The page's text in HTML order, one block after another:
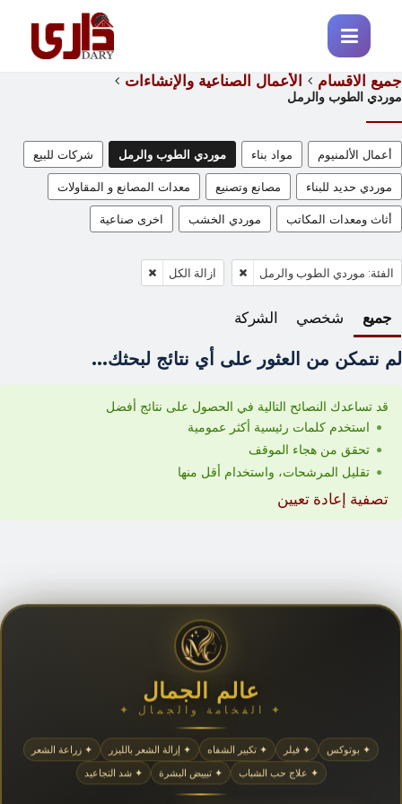
جميع الاقسام الأعمال الصناعية والإنشاءات
موردي الطوب والرمل
أعمال الألمنيوم مواد بناء موردي الطوب والرمل شركات للبيع
موردي حديد للبناء مصانع وتصنيع معدات المصانع و المقاولات
أثاث ومعدات المكاتب موردي الخشب اخرى صناعية
الفئة: موردي الطوب والرمل ازالة الكل
جميع شخصي الشركة
لم نتمكن من العثور على أي نتائج لبحثك...
قد تساعدك النصائح التالية في الحصول على نتائج أفضل
استخدم كلمات رئيسية أكثر عمومية
تحقق من هجاء الموقف
تقليل المرشحات، واستخدام أقل منها
تصفية إعادة تعيين
عالم الجمال
✦ الفخامة والجمال ✦
✦ بوتوكس ✦ فيلر ✦ تكبير الشفاه ✦ إزالة الشعر بالليزر
✦ زراعة الشعر
✦ علاج حب الشباب
✦ تبييض البشرة ✦ شد التجاعيد